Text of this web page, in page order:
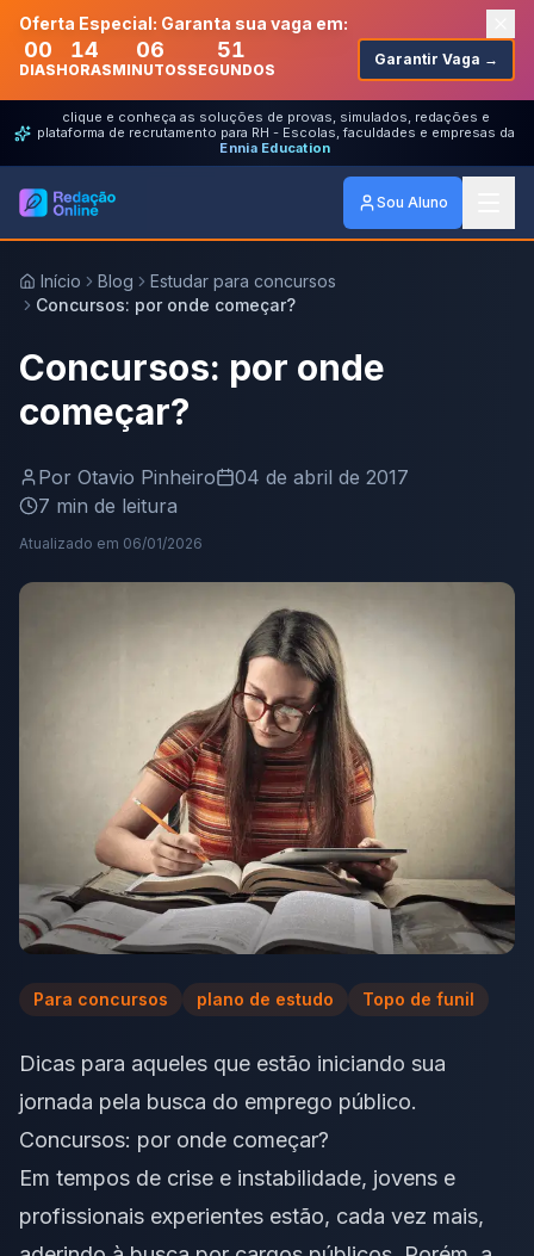
Oferta Especial: Garanta sua vaga em:
00
DIAS
14
HORAS
06
MINUTOS
51
SEGUNDOS
Garantir Vaga →
clique e conheça as soluções de provas, simulados, redações e
plataforma de recrutamento para RH - Escolas, faculdades e empresas da
Ennia Education
Sou Aluno
Início Blog
Estudar para concursos
Concursos: por onde começar?
Concursos: por onde
começar?
Por Otavio Pinheiro
04 de abril de 2017
7 min de leitura
Atualizado em 06/01/2026
Para concursos plano de estudo Topo de funil
Dicas para aqueles que estão iniciando sua
jornada pela busca do emprego público.
Concursos: por onde começar?
Em tempos de crise e instabilidade, jovens e
profissionais experientes estão, cada vez mais,